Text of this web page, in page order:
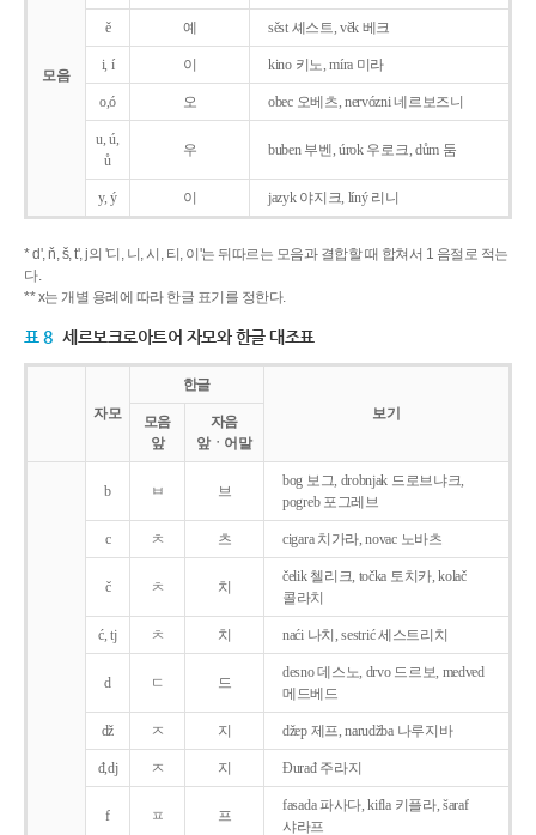
모음
ě 예 sěst 셰스트, věk 베크
i, í 이 kino 키노, míra 미라
o,ó 오 obec 오베츠, nervózni 네르보즈니
u, ú,
ů
우 buben 부벤, úrok 우로크, dům 둠
y, ý 이 jazyk야지크, líný 리니
* d', ň, š, t', j의 '디, 니, 시, 티, 이'는 뒤따르는 모음과 결합할 때 합쳐서 1 음절로 적는
다.
** x는 개별 용례에 따라 한글 표기를 정한다.
표 8 세르보크로아트어 자모와 한글 대조표
자모
한글
보기
모음
앞
자음
앞ㆍ어말
b ㅂ 브
bog 보그, drobnjak 드로브냐크,
pogreb 포그레브
c ㅊ 츠 cigara 치가라, novac 노바츠
č ㅊ 치
čelik 첼리크, točka 토치카, kolač
콜라치
ć, tj ㅊ 치 naći 나치, sestrić 세스트리치
d ㄷ 드
desno 데스노, drvo 드르보, medved
메드베드
dž ㅈ 지 džep 제프, narudžba 나루지바
đ,dj ㅈ 지 Ðurađ 주라지
f ㅍ 프
fasada 파사다, kifla 키플라, šaraf
샤라프